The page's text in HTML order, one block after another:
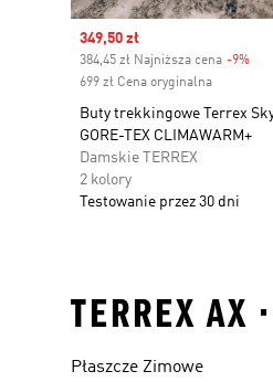
Sale price
349,50 zł
384,45 zł Najniższa cena -9%
699 zł Cena oryginalna
Buty trekkingowe Terrex
GORE-TEX CLIMAWARM+
Damskie TERREX
2 kolory
Testowanie przez 30 dni
TERREX AX
Płaszcze Zimowe